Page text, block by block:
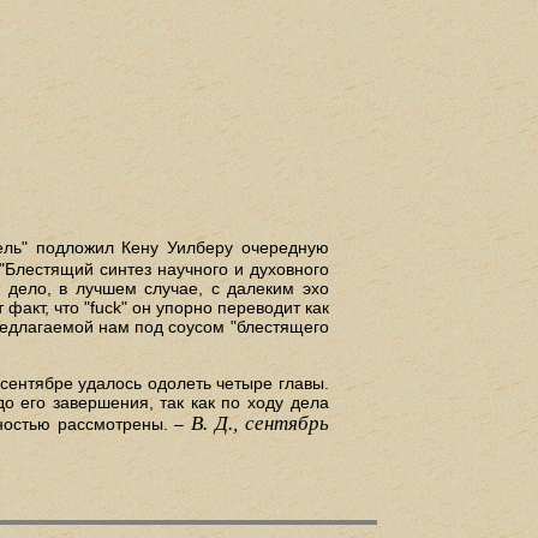
подложил Кену Уилберу очередную
синтез научного и духовного
дело, в лучшем случае, с далеким эхо
что "fuck" он упорно переводит как
нам под соусом "блестящего
удалось одолеть четыре главы.
его завершения, так как по ходу дела
рассмотрены. – В. Д., сентябрь